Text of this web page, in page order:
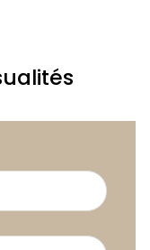
10.7 m²